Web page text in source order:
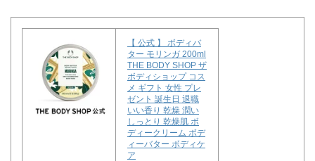
【 公式 】 ボディバ
ター モリンガ 200ml
THE BODY SHOP ザ
ボディショップ コス
メ ギフト 女性 プレ
ゼント 誕生日 退職
いい香り 乾燥 潤い
しっとり 乾燥肌 ボ
ディークリーム ボデ
ィーバター ボディケ
ア